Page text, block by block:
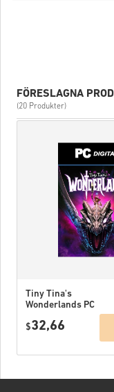
FÖRESLAGNA
(20 Produkter)
Tiny Tina's
Wonderlands PC
$32,66